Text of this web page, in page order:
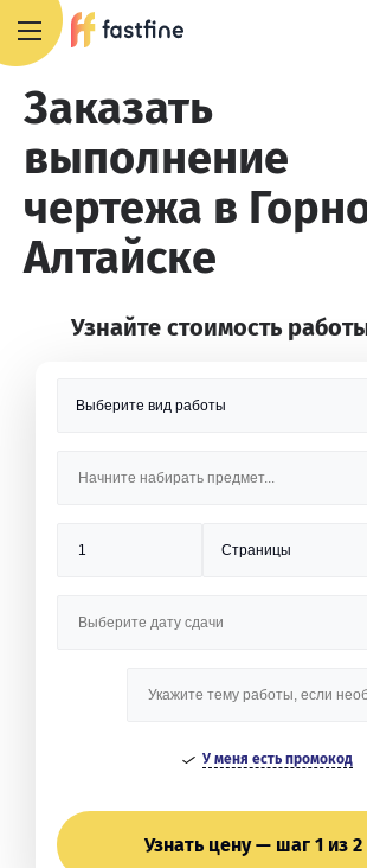
Заказать
выполнение
чертежа в
Алтайске
Узнайте стоимость
У меня есть промокод
Узнать цену — шаг 1 из 2